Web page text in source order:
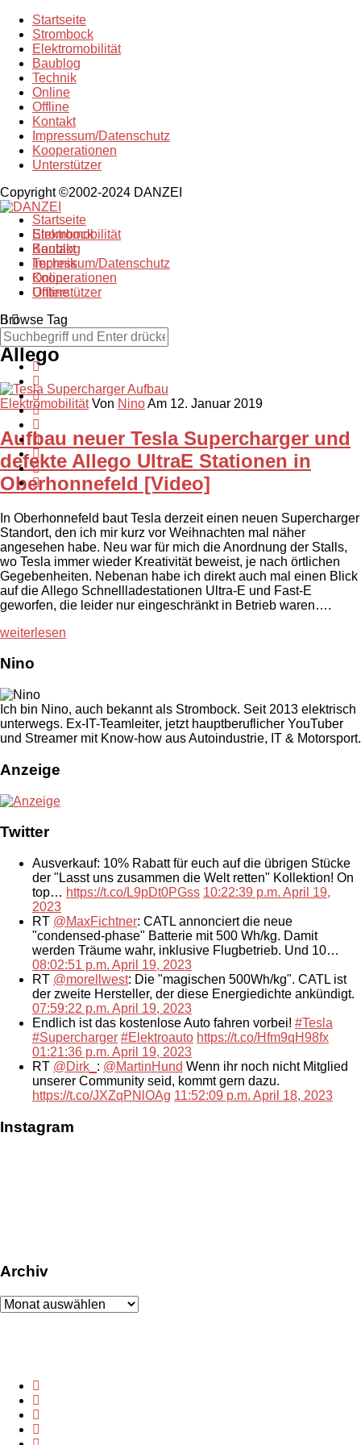
Startseite
Strombock
Elektromobilität
Baublog
Technik
Online
Offline
Kontakt
Impressum/Datenschutz
Kooperationen
Unterstützer
Copyright ©2002-2024 DANZEI
Startseite
Strombock
Kontakt
Impressum/Datenschutz
Kooperationen
Unterstützer
Elektromobilität
Baublog
Technik
Online
Offline
Browse Tag
Allego
Elektromobilität Von NinoAm 12. Januar 2019
Aufbau neuer Tesla Supercharger und
defekte Allego UltraE Stationen in
Oberhonnefeld [Video]
In Oberhonnefeld baut Tesla derzeit einen neuen Supercharger
Standort, den ich mir kurz vor Weihnachten mal näher
angesehen habe. Neu war für mich die Anordnung der Stalls,
wo Tesla immer wieder Kreativität beweist, je nach örtlichen
Gegebenheiten. Nebenan habe ich direkt auch mal einen Blick
auf die Allego Schnellladestationen Ultra-E und Fast-E
geworfen, die leider nur eingeschränkt in Betrieb waren….
weiterlesen
Nino
Ich bin Nino, auch bekannt als Strombock. Seit 2013 elektrisch
unterwegs. Ex-IT-Teamleiter, jetzt hauptberuflicher YouTuber
und Streamer mit Know-how aus Autoindustrie, IT & Motorsport.
Anzeige
Twitter
Ausverkauf: 10% Rabatt für euch auf die übrigen Stücke
der "Lasst uns zusammen die Welt retten" Kollektion! On
top… https://t.co/L9pDt0PGss 10:22:39 p.m. April 19,
2023
RT @MaxFichtner: CATL annonciert die neue
"condensed-phase" Batterie mit 500 Wh/kg. Damit
werden Träume wahr, inklusive Flugbetrieb. Und 10…
08:02:51 p.m. April 19, 2023
RT @morellwest: Die "magischen 500Wh/kg". CATL ist
der zweite Hersteller, der diese Energiedichte ankündigt.
07:59:22 p.m. April 19, 2023
Endlich ist das kostenlose Auto fahren vorbei! #Tesla
#Supercharger #Elektroauto https://t.co/Hfm9qH98fx
01:21:36 p.m. April 19, 2023
RT @Dirk_ : @MartinHund Wenn ihr noch nicht Mitglied
unserer Community seid, kommt gern dazu.
https://t.co/JXZqPNlOAg 11:52:09 p.m. April 18, 2023
Instagram
Archiv
Archiv